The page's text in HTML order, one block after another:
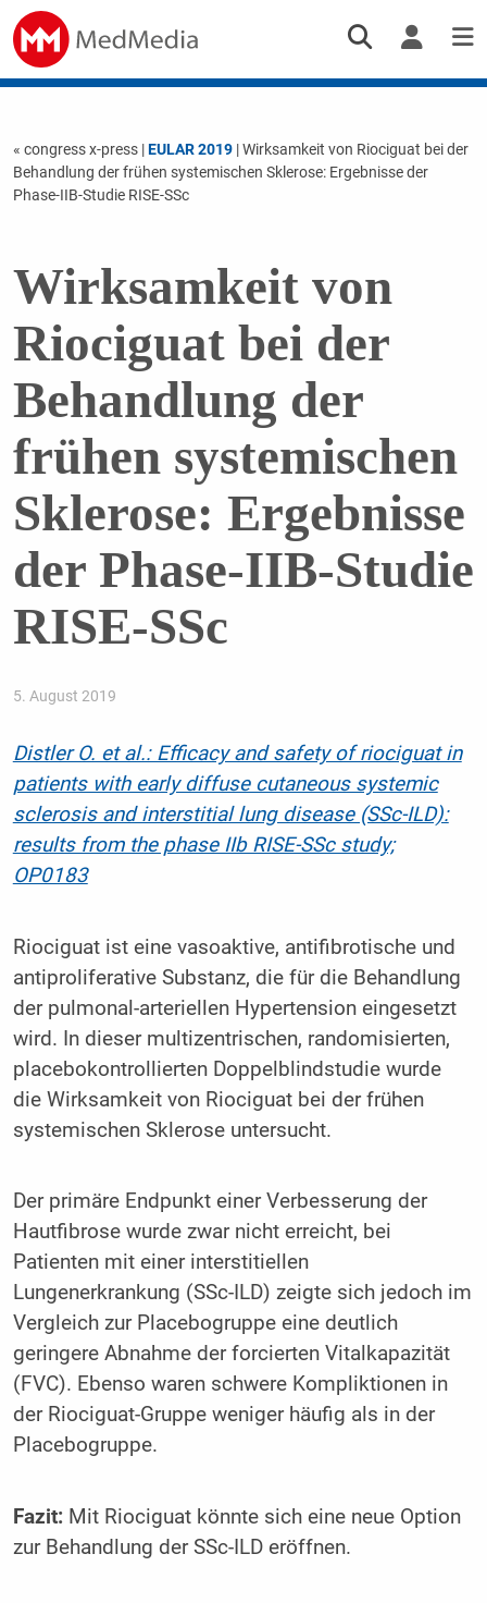
« congress x-press |EULAR 2019| Wirksamkeit von Riociguat bei der
Behandlung der frühen systemischen Sklerose: Ergebnisse der
Phase-IIB-Studie RISE-SSc
Wirksamkeit von
Riociguat bei der
Behandlung der
frühen systemischen
Sklerose: Ergebnisse
der Phase-IIB-Studie
RISE-SSc
5. August 2019
Distler O. et al.: Efficacy and safety of riociguat in
patients with early diffuse cutaneous systemic
sclerosis and interstitial lung disease (SSc-ILD):
results from the phase IIb RISE-SSc study;
OP0183
Riociguat ist eine vasoaktive, antifibrotische und
antiproliferative Substanz, die für die Behandlung
der pulmonal-arteriellen Hypertension eingesetzt
wird. In dieser multizentrischen, randomisierten,
placebokontrollierten Doppelblindstudie wurde
die Wirksamkeit von Riociguat bei der frühen
systemischen Sklerose untersucht.
Der primäre Endpunkt einer Verbesserung der
Hautfibrose wurde zwar nicht erreicht, bei
Patienten mit einer interstitiellen
Lungenerkrankung (SSc-ILD) zeigte sich jedoch im
Vergleich zur Placebogruppe eine deutlich
geringere Abnahme der forcierten Vitalkapazität
(FVC). Ebenso waren schwere Kompliktionen in
der Riociguat-Gruppe weniger häufig als in der
Placebogruppe.
Fazit:Mit Riociguat könnte sich eine neue Option
zur Behandlung der SSc-ILD eröffnen.